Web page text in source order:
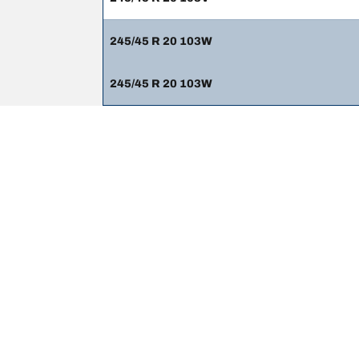
245/45 R 20 103W
245/45 R 20 103W